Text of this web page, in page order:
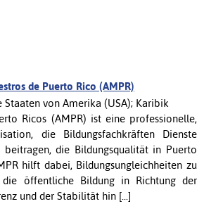
de Puerto Rico (AMPR)
Staaten von Amerika (USA); Karibik
Ricos (AMPR) ist eine professionelle,
die Bildungsfachkräften Dienste
die Bildungsqualität in Puerto
hilft dabei, Bildungsungleichheiten zu
öffentliche Bildung in Richtung der
und der Stabilität hin [...]